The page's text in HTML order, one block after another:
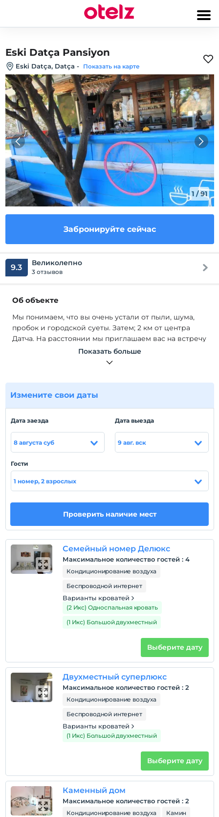
Eski Datça Pansiyon
Eski Datça, Datça - Показать на карте
1 /91
Забронируйте сейчас
9.3 Великолепно
3 отзывов
Об объекте
Мы понимаем, что вы очень устали от пыли, шума,
пробок и городской суеты. Затем; 2 км от центра
Датча. На расстоянии мы приглашаем вас на встречу
с пением птиц и каждым оттенком зелени, чтобы
избавиться от стресса города, среди каменных улиц
наедине с природа, тихий, вдали от движения.
Приходи к нам, выпьем уставшего кофе.
Датча. На расстоянии мы приглашаем вас на встречу
с пением птиц и каждым оттенком зелени, чтобы
избавиться от стресса города, среди каменных улиц
наедине с природой, тихой, вдали от трафика.
Приходи к нам, выпьем уставшего кофе.
Наш бизнес расположен в самом сердце Старой
пляжей и развлекательных заведений.
Пляж
Ваш доступ к пляжу и пляжу 5-10 минут на машине.
Показать на
карте
Зарегистрироваться
Через 14:00
Время выезда
До 11:00
Домашние животные
Домашние животные не допускаются
С детей младше 2 плата не взимается.
Плата за 1 ребенка (детей) в возрасте до 6 на номер
не взимается.
Показать больше
Измените свои даты
Дата заезда
8 августа суб
Дата выезда
9 авг. вск
Гости
1 номер, 2 взрослых
Проверить наличие мест
Семейный номер Делюкс
Максимальное количество гостей : 4
Кондиционирование воздуха
Беспроводной интернет
Варианты кроватей
(2 Икс) Односпальная кровать
(1 Икс) Большой двухместный
Выберите дату
Двухместный суперлюкс
Максимальное количество гостей : 2
Кондиционирование воздуха
Беспроводной интернет
Варианты кроватей
(1 Икс) Большой двухместный
Выберите дату
Каменный дом
Максимальное количество гостей : 2
Кондиционирование воздуха
Камин